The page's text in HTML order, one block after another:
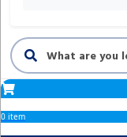
0 item